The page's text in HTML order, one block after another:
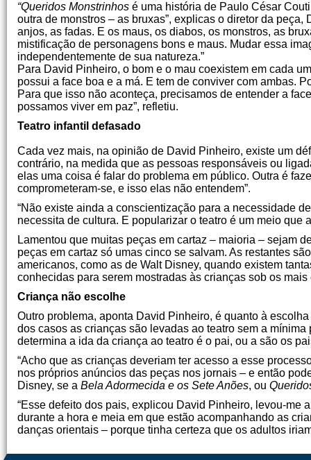
“Queridos Monstrinhos é uma história de Paulo César
outra de monstros – as bruxas”, explicas o diretor da
anjos, as fadas. E os maus, os diabos, os monstros, as
mistificação de personagens bons e maus. Mudar essa
independentemente de sua natureza.”
Para David Pinheiro, o bom e o mau coexistem em cada
possui a face boa e a má. E tem de conviver com ambas.
Para que isso não aconteça, precisamos de entender a
possamos viver em paz”, refletiu.
Teatro infantil defasado
Cada vez mais, na opinião de David Pinheiro, existe um
contrário, na medida que as pessoas responsáveis ou
elas uma coisa é falar do problema em público. Outra é
comprometeram-se, e isso elas não entendem”.
“Não existe ainda a conscientização para a necessidade
necessita de cultura. E popularizar o teatro é um meio que
Lamentou que muitas peças em cartaz – maioria – sejam
peças em cartaz só umas cinco se salvam. As restantes
americanos, como as de Walt Disney, quando existem
conhecidas para serem mostradas às crianças sob os mais
Criança não escolhe
Outro problema, aponta David Pinheiro, é quanto à
dos casos as crianças são levadas ao teatro sem a
determina a ida da criança ao teatro é o pai, ou a são os
“Acho que as crianças deveriam ter acesso a esse
nos próprios anúncios das peças nos jornais – e então
Disney, se a Bela Adormecida e os Sete Anões, ou
“Esse defeito dos pais, explicou David Pinheiro, levou-me
durante a hora e meia em que estão acompanhando as
danças orientais – porque tinha certeza que os adultos